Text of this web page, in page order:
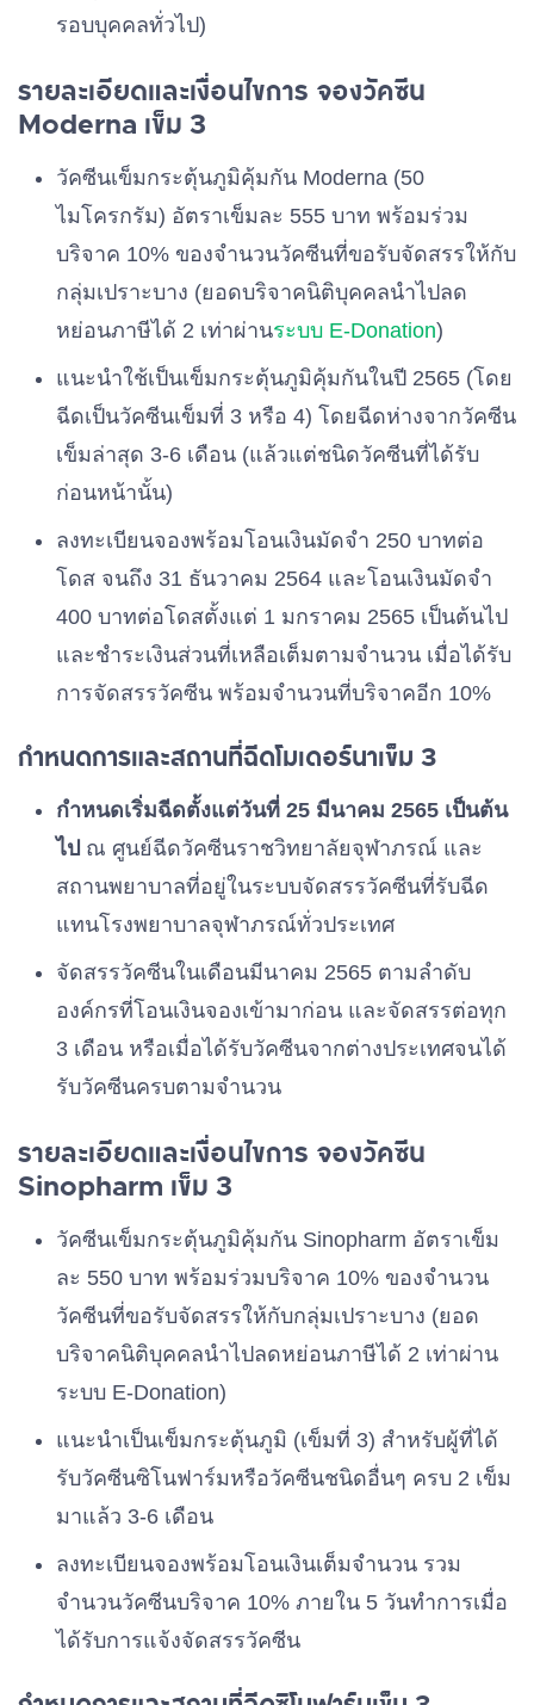
รอบบุคคลทั่วไป)
รายละเอียดและเงื่อนไขการ จองวัคซีน
Moderna เข็ม 3
วัคซีนเข็มกระตุ้นภูมิคุ้มกัน Moderna (50
ไมโครกรัม) อัตราเข็มละ 555 บาท พร้อมร่วม
บริจาค 10% ของจำนวนวัคซีนที่ขอรับจัดสรรให้กับ
กลุ่มเปราะบาง (ยอดบริจาคนิติบุคคลนำไปลด
หย่อนภาษีได้ 2 เท่าผ่านระบบ E-Donation)
แนะนำใช้เป็นเข็มกระตุ้นภูมิคุ้มกันในปี 2565 (โดย
ฉีดเป็นวัคซีนเข็มที่ 3 หรือ 4) โดยฉีดห่างจากวัคซีน
เข็มล่าสุด 3-6 เดือน (แล้วแต่ชนิดวัคซีนที่ได้รับ
ก่อนหน้านั้น)
ลงทะเบียนจองพร้อมโอนเงินมัดจำ 250 บาทต่อ
โดส จนถึง 31 ธันวาคม 2564 และโอนเงินมัดจำ
400 บาทต่อโดสตั้งแต่ 1 มกราคม 2565 เป็นต้นไป
และชำระเงินส่วนที่เหลือเต็มตามจำนวน เมื่อได้รับ
การจัดสรรวัคซีน พร้อมจำนวนที่บริจาคอีก 10%
กำหนดการและสถานที่ฉีดโมเดอร์นาเข็ม 3
กำหนดเริ่มฉีดตั้งแต่วันที่ 25 มีนาคม 2565 เป็นต้น
ไป ณ ศูนย์ฉีดวัคซีนราชวิทยาลัยจุฬาภรณ์ และ
สถานพยาบาลที่อยู่ในระบบจัดสรรวัคซีนที่รับฉีด
แทนโรงพยาบาลจุฬาภรณ์ทั่วประเทศ
จัดสรรวัคซีนในเดือนมีนาคม 2565 ตามลำดับ
องค์กรที่โอนเงินจองเข้ามาก่อน และจัดสรรต่อทุก
3 เดือน หรือเมื่อได้รับวัคซีนจากต่างประเทศจนได้
รับวัคซีนครบตามจำนวน
รายละเอียดและเงื่อนไขการ จองวัคซีน
Sinopharm เข็ม 3
วัคซีนเข็มกระตุ้นภูมิคุ้มกัน Sinopharm อัตราเข็ม
ละ 550 บาท พร้อมร่วมบริจาค 10% ของจำนวน
วัคซีนที่ขอรับจัดสรรให้กับกลุ่มเปราะบาง (ยอด
บริจาคนิติบุคคลนำไปลดหย่อนภาษีได้ 2 เท่าผ่าน
ระบบ E-Donation)
แนะนำเป็นเข็มกระตุ้นภูมิ (เข็มที่ 3) สำหรับผู้ที่ได้
รับวัคซีนซิโนฟาร์มหรือวัคซีนชนิดอื่นๆ ครบ 2 เข็ม
มาแล้ว 3-6 เดือน
ลงทะเบียนจองพร้อมโอนเงินเต็มจำนวน รวม
จำนวนวัคซีนบริจาค 10% ภายใน 5 วันทำการเมื่อ
ได้รับการแจ้งจัดสรรวัคซีน